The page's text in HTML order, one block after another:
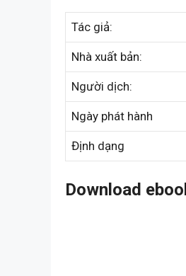
Tác giả:
Nhà xuất bản:
Người dịch:
Ngày phát hành
Định dạng
Download